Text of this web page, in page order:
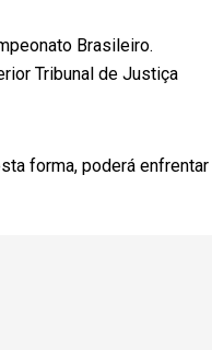
Brasileiro.
Tribunal de Justiça
forma, poderá enfrentar